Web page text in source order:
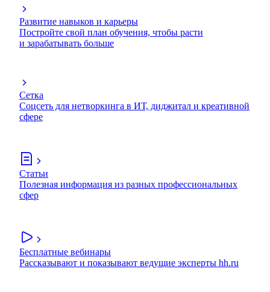
Развитие навыков и карьеры
Постройте свой план обучения, чтобы расти
и зарабатывать больше
Сетка
Соцсеть для нетворкинга в ИТ, диджитал и креативной
сфере
Статьи
Полезная информация из разных профессиональных
сфер
Бесплатные вебинары
Рассказывают и показывают ведущие эксперты hh.ru